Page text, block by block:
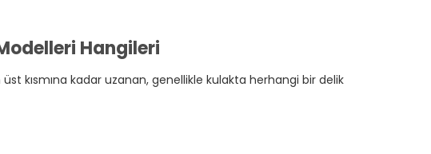
Hangileri
kısmına kadar uzanan, genellikle kulakta herhangi bir delik